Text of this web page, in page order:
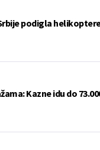
podigla
Kazne idu do